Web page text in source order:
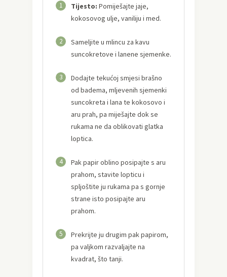
1 Tijesto: Pomiješajte jaje,
kokosovog ulje, vaniliju i med.
2
Sameljite u mlincu za kavu
suncokretove i lanene sjemenke.
3
Dodajte tekućoj smjesi brašno
od badema, mljevenih sjemenki
suncokreta i lana te kokosovo i
aru prah, pa miješajte dok se
rukama ne da oblikovati glatka
loptica.
4
Pak papir oblino posipajte s aru
prahom, stavite lopticu i
spljoštite ju rukama pa s gornje
strane isto posipajte aru
prahom.
5
Prekrijte ju drugim pak papirom,
pa valjkom razvaljajte na
kvadrat, što tanji.